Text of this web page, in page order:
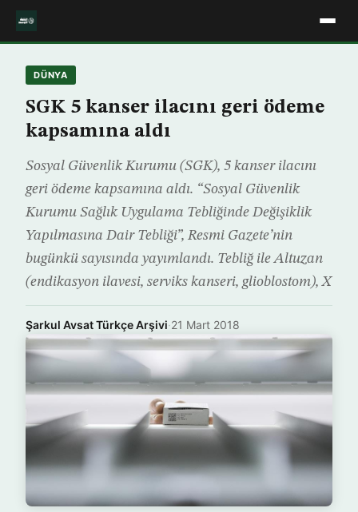
DÜNYA
SGK 5 kanser ilacını geri ödeme
kapsamına aldı
Sosyal Güvenlik Kurumu (SGK), 5 kanser ilacını
geri ödeme kapsamına aldı. “Sosyal Güvenlik
Kurumu Sağlık Uygulama Tebliğinde Değişiklik
Yapılmasına Dair Tebliği”, Resmi Gazete’nin
bugünkü sayısında yayımlandı. Tebliğ ile Altuzan
(endikasyon ilavesi, serviks kanseri, glioblostom), X
Şarkul Avsat Türkçe Arşivi·21 Mart 2018